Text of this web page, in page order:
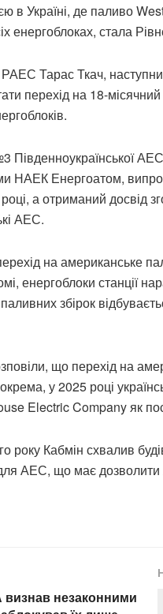
в Україні, де паливо
енергоблоках, стала
Тарас Ткач,
перехід на 18-
Південноукраїнської
НАЕК Енергоатом,
а отриманий досвід
АЕС.
на американське
енергоблоки станції
збірок
що перехід на
у 2025 році
Electric Company як
року Кабмін схвалив
АЕС, що має
незаконними